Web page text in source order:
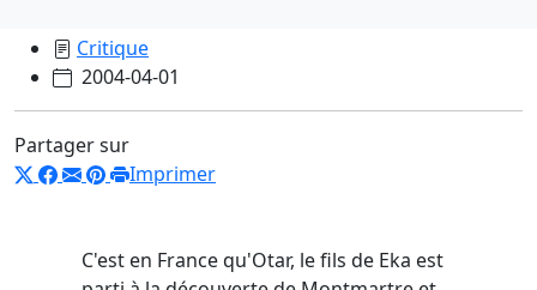
Critique
2004-04-01
Partager sur
Imprimer
C'est en France qu'Otar, le fils de Eka est